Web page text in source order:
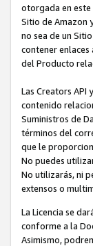
otorgada en este
Sitio de Amazon
no sea de un
contener enlaces
del Producto
Las Creators
contenido
Suministros de
términos del
que le
No puedes
No utilizarás, ni
extensos o
La Licencia se
conforme a la
Asimismo,